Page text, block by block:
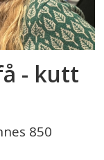
- kutt
850